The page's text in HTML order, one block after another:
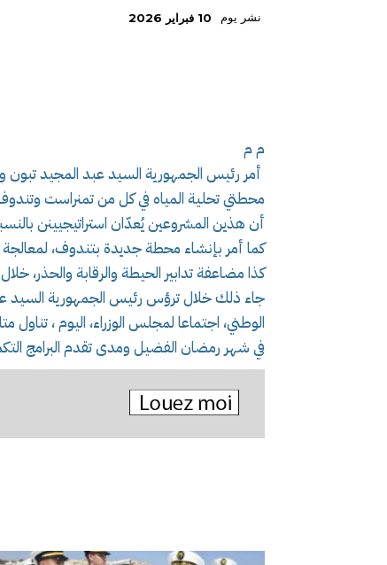
نشر يوم 10 فبراير 2026
م م
أمر رئيس الجمهورية السيد عبد المجيد تبون
محطتي تحلية المياه في كل من تمنراست
أن هذين المشروعين يُعدّان استراتيجيينن
كما أمر بإنشاء محطة جديدة بتندوف، لمعالجة
كذا مضاعفة تدابير الحيطة والرقابة والحذر،
جاء ذلك خلال ترؤس رئيس الجمهورية السيد
الوطني، اجتماعا لمجلس الوزراء، اليوم ، تناول
في شهر رمضان الفضيل ومدى تقدم البرامج